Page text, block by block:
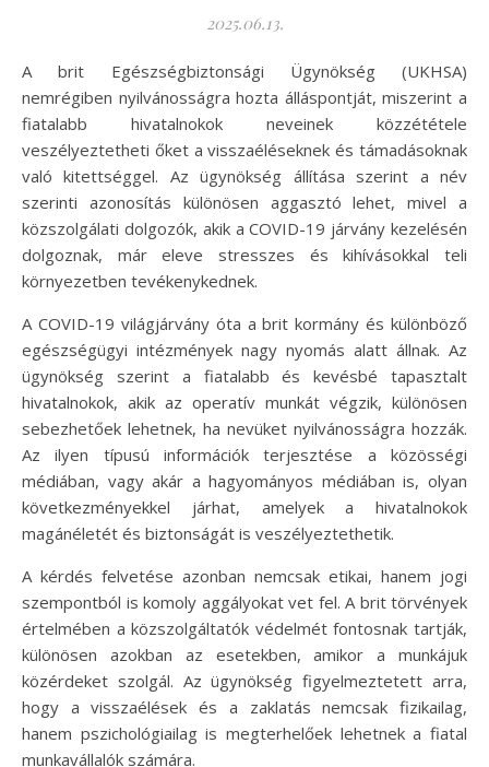
2025.06.13.
A brit Egészségbiztonsági Ügynökség (UKHSA)
nemrégiben nyilvánosságra hozta álláspontját, miszerint a
fiatalabb hivatalnokok neveinek közzététele
veszélyeztetheti őket a visszaéléseknek és támadásoknak
való kitettséggel. Az ügynökség állítása szerint a név
szerinti azonosítás különösen aggasztó lehet, mivel a
közszolgálati dolgozók, akik a COVID-19 járvány kezelésén
dolgoznak, már eleve stresszes és kihívásokkal teli
környezetben tevékenykednek.
A COVID-19 világjárvány óta a brit kormány és különböző
egészségügyi intézmények nagy nyomás alatt állnak. Az
ügynökség szerint a fiatalabb és kevésbé tapasztalt
hivatalnokok, akik az operatív munkát végzik, különösen
sebezhetőek lehetnek, ha nevüket nyilvánosságra hozzák.
Az ilyen típusú információk terjesztése a közösségi
médiában, vagy akár a hagyományos médiában is, olyan
következményekkel járhat, amelyek a hivatalnokok
magánéletét és biztonságát is veszélyeztethetik.
A kérdés felvetése azonban nemcsak etikai, hanem jogi
szempontból is komoly aggályokat vet fel. A brit törvények
értelmében a közszolgáltatók védelmét fontosnak tartják,
különösen azokban az esetekben, amikor a munkájuk
közérdeket szolgál. Az ügynökség figyelmeztetett arra,
hogy a visszaélések és a zaklatás nemcsak fizikailag,
hanem pszichológiailag is megterhelőek lehetnek a fiatal
munkavállalók számára.